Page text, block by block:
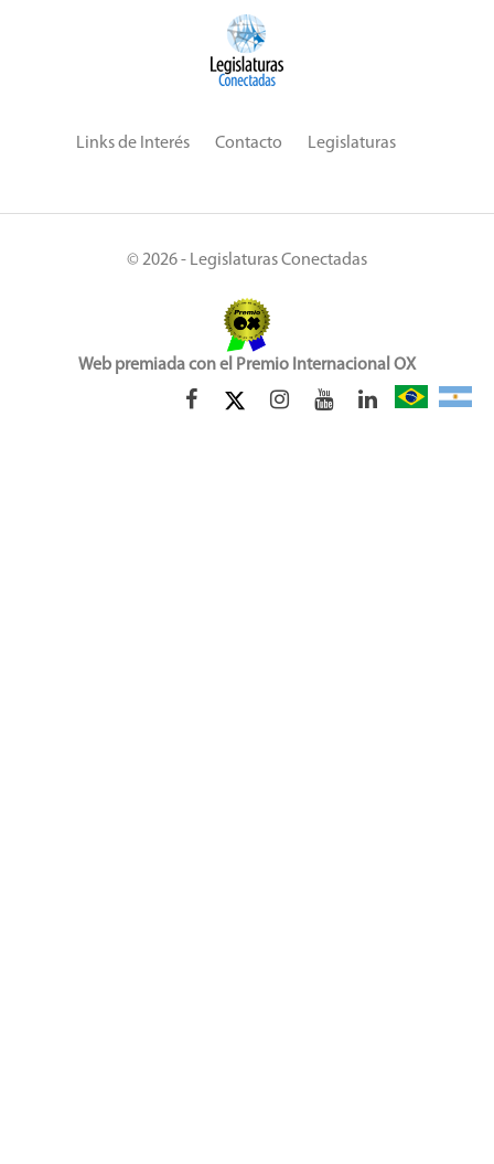
Links de Interés Contacto Legislaturas
© 2026 - Legislaturas Conectadas
Web premiada con el Premio Internacional OX